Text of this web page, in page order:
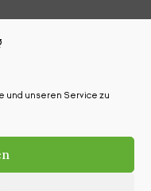
und unseren Service zu